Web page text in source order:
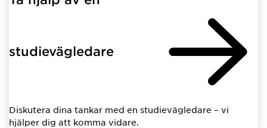
studievägledare
Diskutera dina tankar med en studievägledare – vi
hjälper dig att komma vidare.